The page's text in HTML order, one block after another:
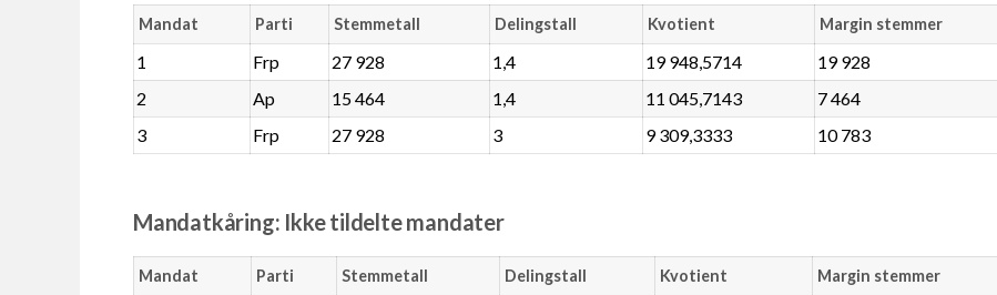
Mandat Parti Stemmetall Delingstall Kvotient Margin stemmer
1 Frp 27 928 1,4 19 948,5714
19 928
2
Ap 15 464 1,4 11 045,7143
7 464
3
Frp 27 928 3 9 309,3333 10 783
Mandatkåring: Ikke tildelte mandater
Mandat Parti Stemmetall Delingstall Kvotient Margin stemmer